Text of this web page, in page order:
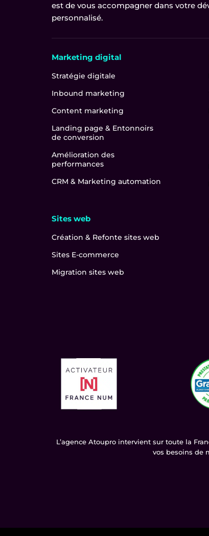
est de vous accompagner dans votre
personnalisé.
Marketing digital
Stratégie digitale
Inbound marketing
Content marketing
Landing page & Entonnoirs
de conversion
Amélioration des
performances
CRM & Marketing automation
Sites web
Création & Refonte sites web
Sites E-commerce
Migration sites web
L’agence Atoupro intervient sur toute la
vos besoins de